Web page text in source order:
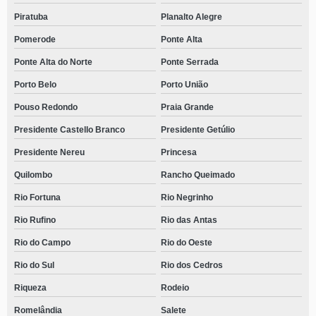
Piratuba Planalto Alegre
Pomerode Ponte Alta
Ponte Alta do Norte Ponte Serrada
Porto Belo Porto União
Pouso Redondo Praia Grande
Presidente Castello Branco Presidente Getúlio
Presidente Nereu Princesa
Quilombo Rancho Queimado
Rio Fortuna Rio Negrinho
Rio Rufino Rio das Antas
Rio do Campo Rio do Oeste
Rio do Sul Rio dos Cedros
Riqueza Rodeio
Romelândia Salete